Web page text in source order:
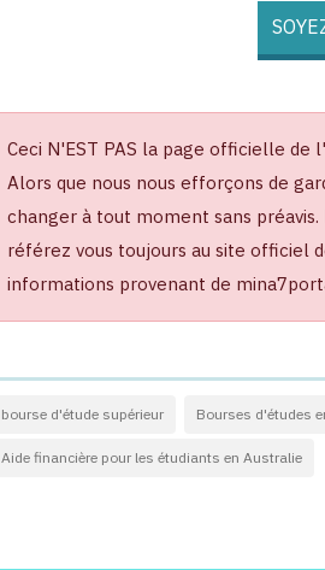
Ceci N'EST PAS la page officielle
Alors que nous nous efforçons de
changer à tout moment sans
référez vous toujours au site officiel
informations provenant de
bourse d'étude supérieur Bourses d'études
Aide financière pour les étudiants en Australie